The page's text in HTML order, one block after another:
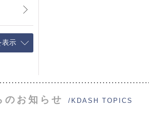
表示
のお知らせ /KDASH TOPICS